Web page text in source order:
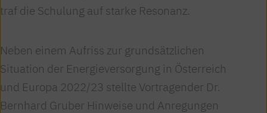
traf die Schulung auf starke Resonanz.
Neben einem Aufriss zur grundsätzlichen
Situation der Energieversorgung in Österreich
und Europa 2022/23 stellte Vortragender Dr.
Bernhard Gruber Hinweise und Anregungen